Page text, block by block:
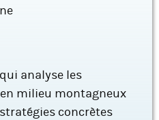
analyse les
milieu montagneux
concrètes